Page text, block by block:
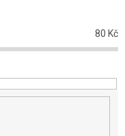
80 Kč